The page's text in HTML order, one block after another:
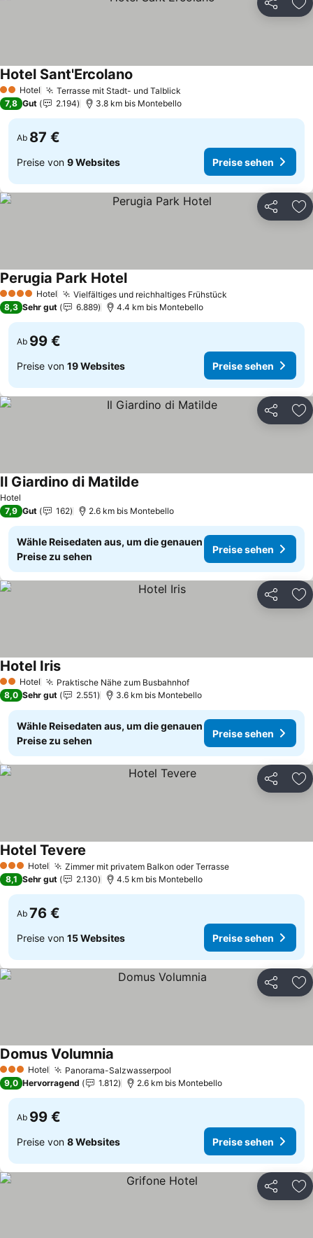
Teilen
2 Sterne
Hotel Terrasse mit Stadt- und Talblick
Hotel Sant'Ercolano
7,8 Gut 2.194 3.8 km bis Montebello
Ab 87 €
Preise von 9 Websites Preise sehen
Teilen
4 Sterne Hotel Vielfältiges und reichhaltiges Frühstück
Perugia Park Hotel
8,3 Sehr gut 6.889 4.4 km bis Montebello
Ab 99 €
Preise von 19 Websites Preise sehen
Teilen
Hotel
Il Giardino di Matilde
7,9 Gut 162 2.6 km bis Montebello
Wähle Reisedaten aus, um die genauen
Preise zu sehen
Preise sehen
Teilen
2 Sterne
Hotel Praktische Nähe zum Busbahnhof
Hotel Iris
8,0 Sehr gut 2.551 3.6 km bis Montebello
Wähle Reisedaten aus, um die genauen
Preise zu sehen
Preise sehen
Teilen
3 SterneHotel Zimmer mit privatem Balkon oder Terrasse
Hotel Tevere
8,1 Sehr gut 2.130 4.5 km bis Montebello
Ab 76 €
Preise von 15 Websites Preise sehen
Teilen
3 SterneHotel Panorama-Salzwasserpool
Domus Volumnia
9,0 Hervorragend 1.812 2.6 km bis Montebello
Ab 99 €
Preise von 8 Websites Preise sehen
Teilen